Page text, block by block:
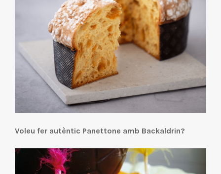
Voleu fer autèntic Panettone amb Backaldrin?